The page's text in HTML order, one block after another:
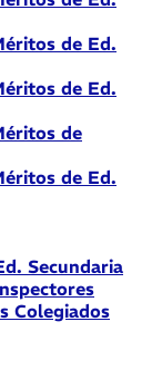
de Ed.
de Ed.
de
de Ed.
Secundaria
Colegiados